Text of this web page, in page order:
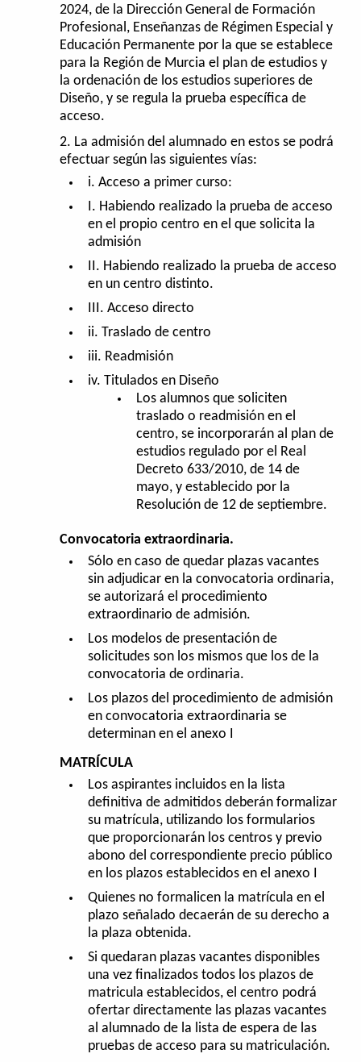
2024, de la Dirección General de Formación
Profesional, Enseñanzas de Régimen Especial y
Educación Permanente por la que se establece
para la Región de Murcia el plan de estudios y
la ordenación de los estudios superiores de
Diseño, y se regula la prueba específica de
acceso.
2. La admisión del alumnado en estos se podrá
efectuar según las siguientes vías:
i. Acceso a primer curso:
I. Habiendo realizado la prueba de acceso
en el propio centro en el que solicita la
admisión
II. Habiendo realizado la prueba de acceso
en un centro distinto.
III. Acceso directo
ii. Traslado de centro
iii. Readmisión
iv. Titulados en Diseño
Los alumnos que soliciten
traslado o readmisión en el
centro, se incorporarán al plan de
estudios regulado por el Real
Decreto 633/2010, de 14 de
mayo, y establecido por la
Resolución de 12 de septiembre.
Convocatoria extraordinaria.
Sólo en caso de quedar plazas vacantes
sin adjudicar en la convocatoria ordinaria,
se autorizará el procedimiento
extraordinario de admisión.
Los modelos de presentación de
solicitudes son los mismos que los de la
convocatoria de ordinaria.
Los plazos del procedimiento de admisión
en convocatoria extraordinaria se
determinan en el anexo I
MATRÍCULA
Los aspirantes incluidos en la lista
definitiva de admitidos deberán formalizar
su matrícula, utilizando los formularios
que proporcionarán los centros y previo
abono del correspondiente precio público
en los plazos establecidos en el anexo I
Quienes no formalicen la matrícula en el
plazo señalado decaerán de su derecho a
la plaza obtenida.
Si quedaran plazas vacantes disponibles
una vez finalizados todos los plazos de
matricula establecidos, el centro podrá
ofertar directamente las plazas vacantes
al alumnado de la lista de espera de las
pruebas de acceso para su matriculación.